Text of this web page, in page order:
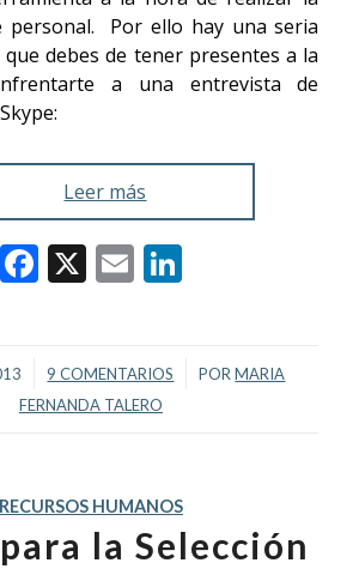
personal. Por ello hay una seria
que debes de tener presentes a la
a una entrevista de
Leer más
Facebook
X EmailLinkedIn
9 COMENTARIOS
/ PORMARIA
FERNANDA TALERO
RECURSOS HUMANOS
la Selección